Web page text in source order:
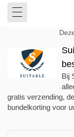
Bij
gratis verzending,
bundelkorting voor